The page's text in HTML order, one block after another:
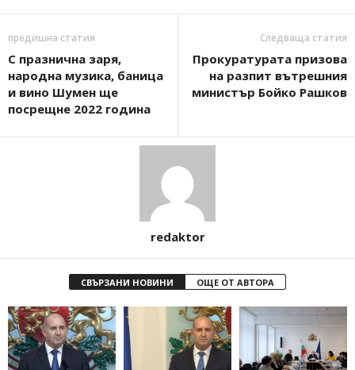
предишна статия
С празнична заря,
народна музика, баница
и вино Шумен ще
посрещне 2022 година
Следваща статия
Прокуратурата призова
на разпит вътрешния
министър Бойко Рашков
redaktor
СВЪРЗАНИ НОВИНИ ОЩЕ ОТ АВТОРА